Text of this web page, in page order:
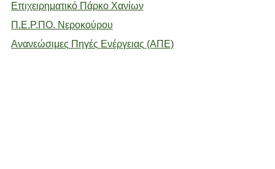
Επιχειρηματικό Πάρκο Χανίων
Π.Ε.Ρ.ΠΟ. Νεροκούρου
Ανανεώσιμες Πηγές Ενέργειας (ΑΠΕ)